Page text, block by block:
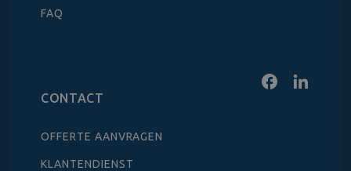
FAQ
CONTACT
OFFERTE AANVRAGEN
KLANTENDIENST